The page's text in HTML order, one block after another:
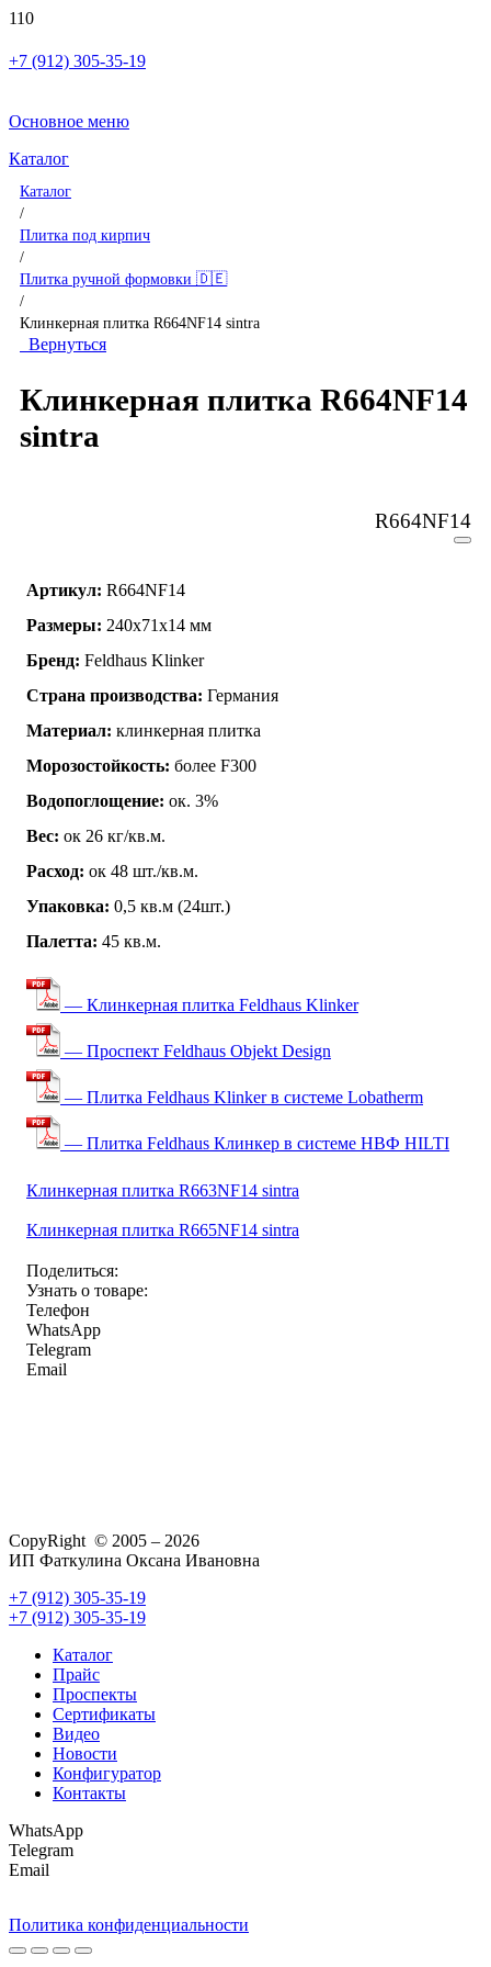
+7 (912) 305-35-19
Основное меню
Каталог
Каталог
/
Плитка под кирпич
/
Плитка ручной формовки 🇩🇪
/
Клинкерная плитка R664NF14 sintra
Вернуться
Клинкерная плитка R664NF14
sintra
R664NF14
Артикул: R664NF14
Размеры: 240x71x14 мм
Бренд: Feldhaus Klinker
Страна производства: Германия
Материал: клинкерная плитка
Морозостойкость: более F300
Водопоглощение: ок. 3%
Вес: ок 26 кг/кв.м.
Расход: ок 48 шт./кв.м.
Упаковка: 0,5 кв.м (24шт.)
Палетта: 45 кв.м.
— Клинкерная плитка Feldhaus Klinker
— Проспект Feldhaus Objekt Design
— Плитка Feldhaus Klinker в системе Lobatherm
— Плитка Feldhaus Клинкер в системе НВФ HILTI
Клинкерная плитка R663NF14 sintra
Клинкерная плитка R665NF14 sintra
Поделиться:
Узнать о товаре:
Телефон
WhatsApp
Telegram
Email
CopyRight © 2005 – 2026
ИП Фаткулина Оксана Ивановна
+7 (912) 305-35-19
+7 (912) 305-35-19
Каталог
Прайс
Проспекты
Сертификаты
Видео
Новости
Конфигуратор
Контакты
WhatsApp
Telegram
Email
Политика конфиденциальности